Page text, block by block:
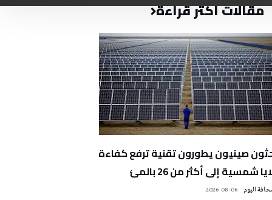
مقالات أكثر قراءة
صينيون يطورون تقنية ترفع كفاءة
شمسية إلى أكثر من 26 بالمئ
2026-08-06